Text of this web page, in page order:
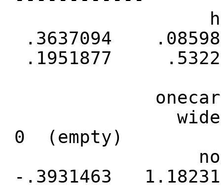
.3637094
.1951877
wider
0 (empty)
not
-.3931463